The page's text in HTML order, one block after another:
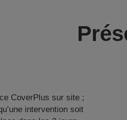
CoverPlus sur site ;
intervention soit